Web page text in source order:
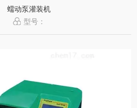
蠕动泵灌装机
型号：